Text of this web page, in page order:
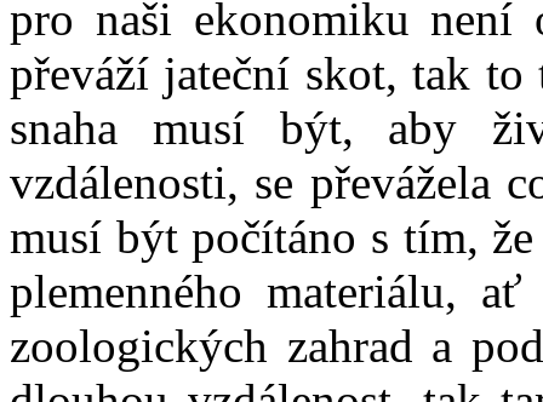
pro naši ekonomiku není
převáží jateční skot, tak
snaha musí být, aby
vzdálenosti, se převážela
musí být počítáno s tím,
plemenného materiálu,
zoologických zahrad a